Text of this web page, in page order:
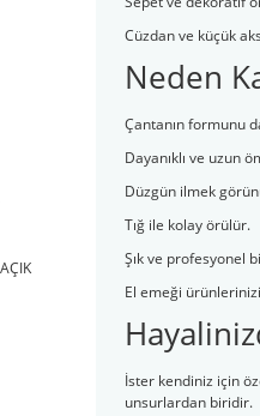
Cüzdan ve küçük
Neden
Çantanın formunu
Dayanıklı ve uzun
Düzgün ilmek
Tığ ile kolay örülür.
Şık ve profesyonel
El emeği
İster kendiniz için
unsurlardan biridir.